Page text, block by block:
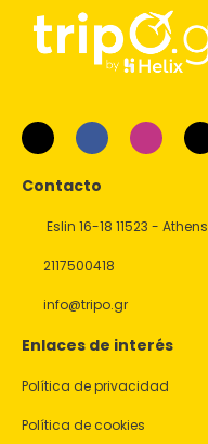
Contacto
Eslin 16-18 11523 - Athens
2117500418
info@tripo.gr
Enlaces de interés
Política de privacidad
Política de cookies